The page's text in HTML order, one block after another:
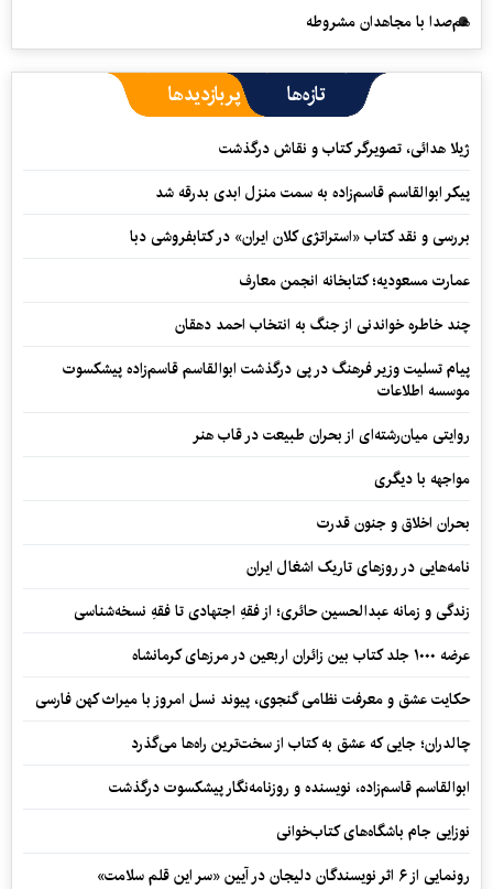
هم‌صدا با مجاهدان مشروطه
تازه‌ها پربازدیدها
ژیلا هدائی، تصویرگر کتاب و نقاش درگذشت
پیکر ابوالقاسم قاسم‌زاده به سمت منزل ابدی بدرقه شد
بررسی و نقد کتاب «استراتژی کلان ایران» در کتابفروشی دبا
عمارت مسعودیه؛ کتابخانه انجمن معارف
چند خاطره خواندنی از جنگ به انتخاب احمد دهقان
پیام تسلیت وزیر فرهنگ در پی درگذشت ابوالقاسم قاسم‌زاده پیشکسوت
موسسه اطلاعات
روایتی میان‌رشته‌ای از بحران طبیعت در قاب هنر
مواجهه با دیگری
بحران اخلاق و جنون قدرت
نامه‌هایی در روزهای تاریک اشغال ایران
زندگی و زمانه عبدالحسین حائری؛ از فقهِ اجتهادی تا فقهِ نسخه‌شناسی
عرضه ۱۰۰۰ جلد کتاب بین زائران اربعین در مرزهای کرمانشاه
حکایت عشق و معرفت نظامی گنجوی، پیوند نسل امروز با میراث کهن فارسی
چالدران؛ جایی که عشق به کتاب از سخت‌ترین راه‌ها می‌گذرد
ابوالقاسم قاسم‌زاده، نویسنده و روزنامه‌نگار پیشکسوت درگذشت
نوزایی جام باشگاه‌های کتاب‌خوانی
رونمایی از ۶ اثر نویسندگان دلیجان در آیین «سر این قلم سلامت»